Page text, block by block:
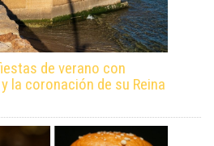
de verano con
la coronación de su Reina